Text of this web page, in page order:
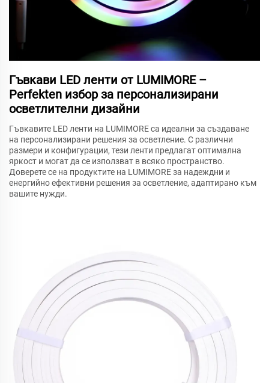
Гъвкави LED ленти от LUMIMORE –
Perfekten избор за персонализирани
осветлителни дизайни
Гъвкавите LED ленти на LUMIMORE са идеални за създаване
на персонализирани решения за осветление. С различни
размери и конфигурации, тези ленти предлагат оптимална
яркост и могат да се използват в всяко пространство.
Доверете се на продуктите на LUMIMORE за надеждни и
енергийно ефективни решения за осветление, адаптирано към
вашите нужди.